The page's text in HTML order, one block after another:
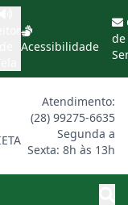
Acessibilidade
de
Atendimento:
(28) 99275-6635
Segunda a
Sexta: 8h às 13h